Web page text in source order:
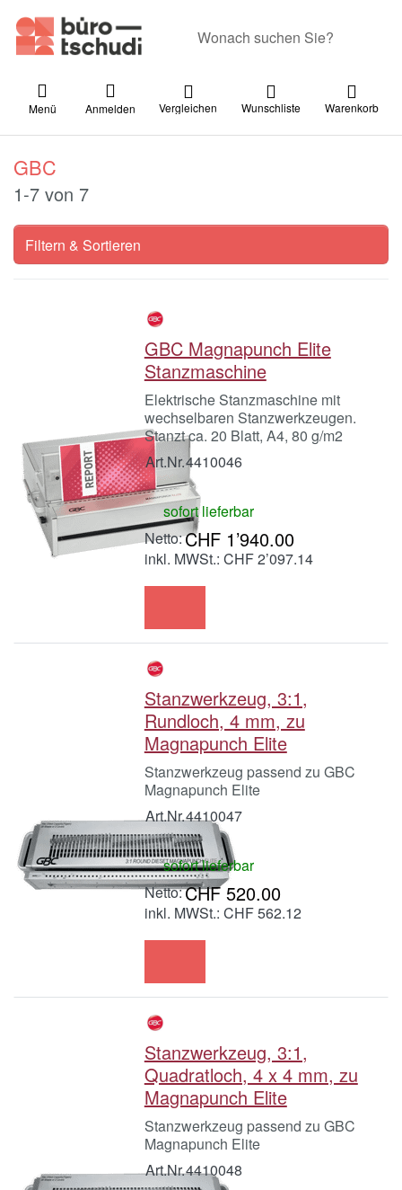
Menü Anmelden Vergleichen Wunschliste Warenkorb
GBC
Suchergebnisse:
1-7 von 7
Filtern & Sortieren
GBC Magnapunch Elite
Stanzmaschine
Elektrische Stanzmaschine mit
wechselbaren Stanzwerkzeugen.
Stanzt ca. 20 Blatt, A4, 80 g/m2
Art.Nr.4410046
sofort lieferbar
CHF 1’940.00
inkl. MWSt.: CHF 2’097.14
Stanzwerkzeug, 3:1,
Rundloch, 4 mm, zu
Magnapunch Elite
Stanzwerkzeug passend zu GBC
Magnapunch Elite
Art.Nr.4410047
sofort lieferbar
CHF 520.00
inkl. MWSt.: CHF 562.12
Stanzwerkzeug, 3:1,
Quadratloch, 4 x 4 mm, zu
Magnapunch Elite
Stanzwerkzeug passend zu GBC
Magnapunch Elite
Art.Nr.4410048